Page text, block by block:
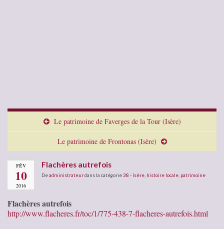
Le patrimoine de Faverges de la Tour (Isère)
Le patrimoine de Frontonas (Isère)
FÉV
10
2016
Flachères autrefois
Deadministrateurdans la catégorie38 - Isère histoire locale patrimoine
Flachères autrefois
http://www.flacheres.fr/toc/1/775-438-7-flacheres-autrefois.html